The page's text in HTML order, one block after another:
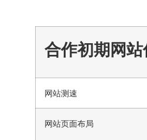
合作初期网
网站测速
网站页面布局